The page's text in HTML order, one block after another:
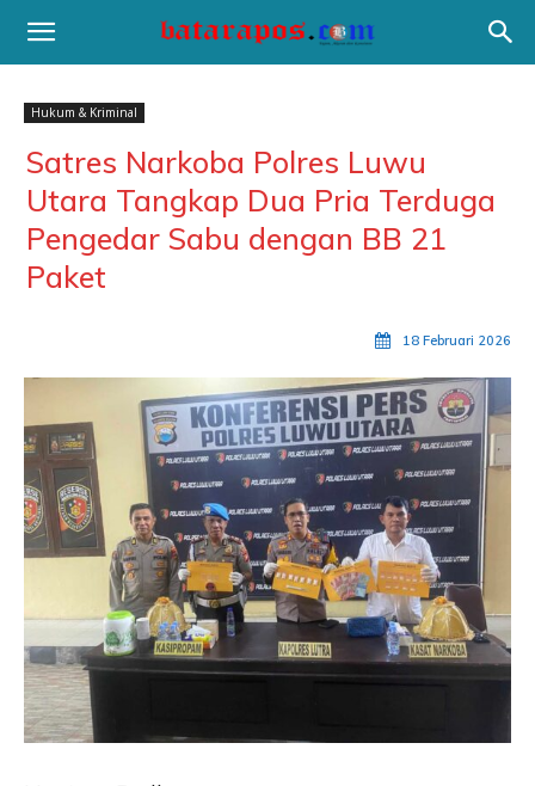
Hukum & Kriminal
Satres Narkoba Polres Luwu
Utara Tangkap Dua Pria Terduga
Pengedar Sabu dengan BB 21
Paket
18 Februari 2026